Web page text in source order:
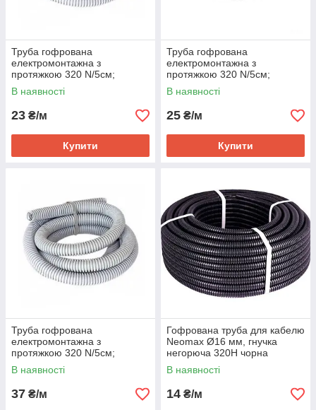
Труба гофрована
електромонтажна з
протяжкою 320 N/5см;
Ø20мм; ПВХ; світло-сіра;
Бухта 50 м
В наявності
23 ₴/м
Купити
Труба гофрована
електромонтажна з
протяжкою 320 N/5см;
Ø25мм; ПВХ; світло-сіра;
Бухта 50 м
В наявності
25 ₴/м
Купити
Труба гофрована
електромонтажна з
протяжкою 320 N/5см;
Ø32мм; ПВХ; світло-сіра;
Бухта 50 м
В наявності
37 ₴/м
Гофрована труба для кабелю
Neomax Ø16 мм, гнучка
негорюча 320H чорна
В наявності
14 ₴/м